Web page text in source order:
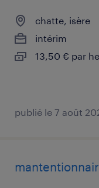
chatte, isère
intérim
13,50 € par
publié le 7 août